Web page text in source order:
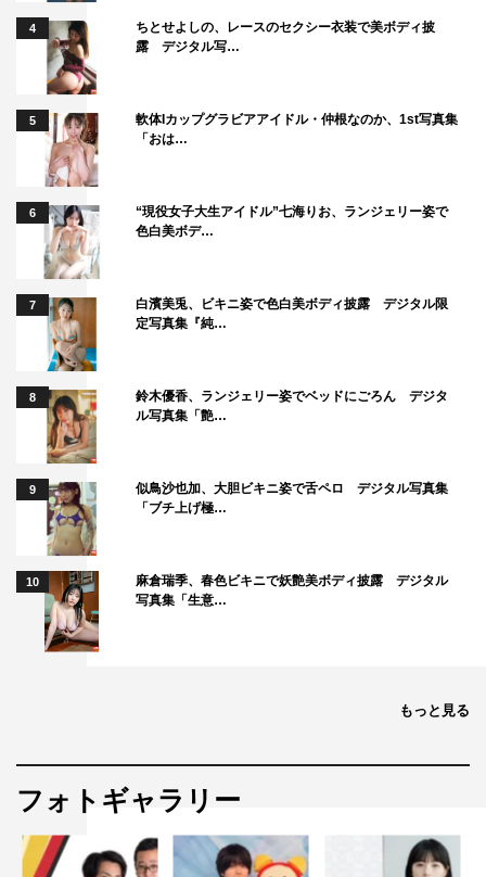
だけで届ける。男女の別れが描かれたこの曲の印象を、宮
本は「人間の矛盾をはらんだドラマが描かれていて、すご
みを感じる」と表現。物語の導入から終演まで、ギター1
本で切々と語りかけるように歌う。
番組情報
『The Covers』「宮本浩次ナイト！第1夜『昭和の歌姫、
名曲を歌う』～太田裕美・岩崎宏美・梓みちよ～」
BSプレミアム
2020年10月4日（日）後10・50～11・19
＜楽曲＞
詞：松本隆 曲：筒美京平
「ロマンス」（岩崎宏美／1975）
詞：阿久悠 曲：筒美京平
「二人でお酒を」（梓みちよ／1974）
『The Covers』「宮本浩次ナイト！第2夜『中島みゆき、
髙橋真梨子を歌う』」
＜楽曲＞
詞・曲：中島みゆき
4
ちとせよしの、レースのセクシー衣装で美ボディ披
露 デジタル写…
5
軟体Iカップグラビアアイドル・仲根なのか、1st写真集
「おは…
6
“現役女子大生アイドル”七海りお、ランジェリー姿で
色白美ボデ…
7
白濱美兎、ビキニ姿で色白美ボディ披露 デジタル限
定写真集『純…
8
鈴木優香、ランジェリー姿でベッドにごろん デジタ
ル写真集「艶…
9
似鳥沙也加、大胆ビキニ姿で舌ペロ デジタル写真集
「ブチ上げ極…
10
麻倉瑞季、春色ビキニで妖艶美ボディ披露 デジタル
写真集「生意…
もっと見る
フォトギャラリー